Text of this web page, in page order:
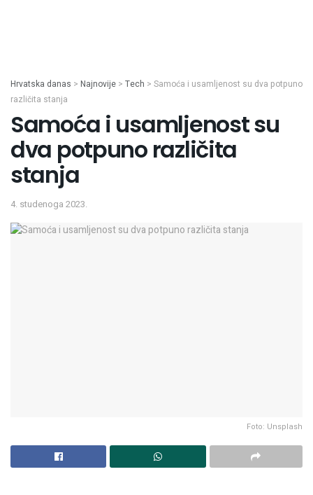
Hrvatska danas > Najnovije > Tech > Samoća i usamljenost su dva potpuno
različita stanja
Samoća i usamljenost su
dva potpuno različita
stanja
4. studenoga 2023.
Foto: Unsplash